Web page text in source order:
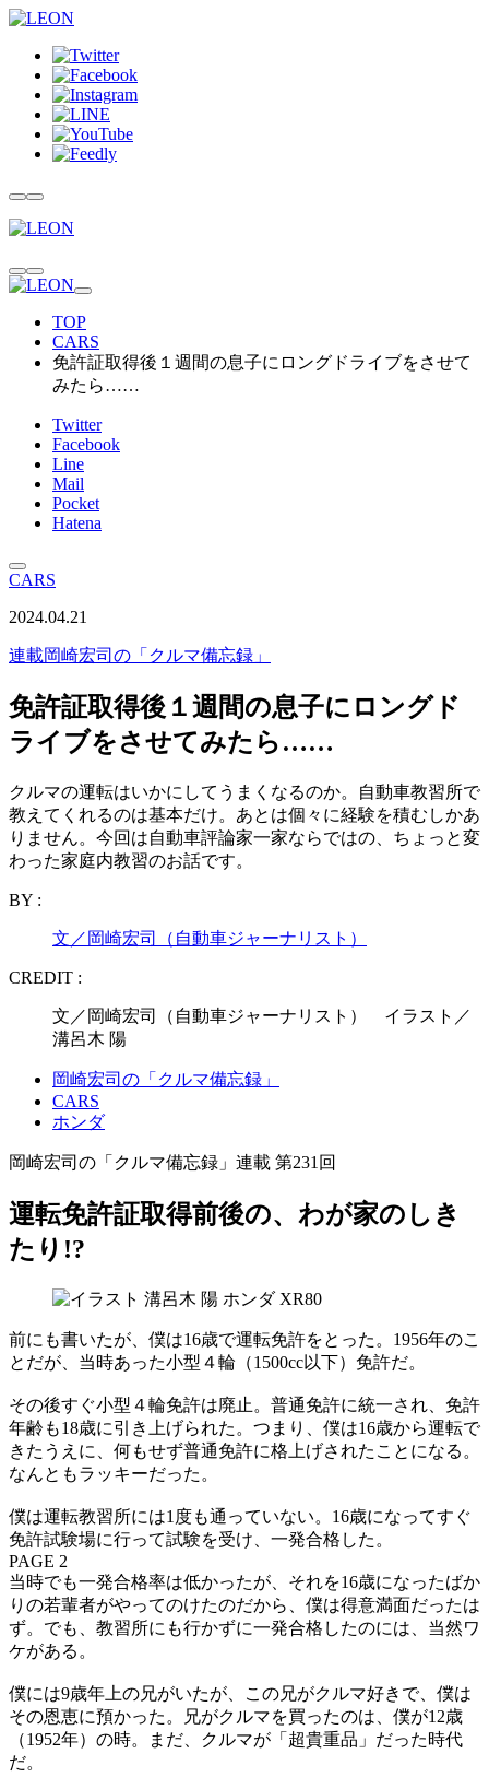
TOP
CARS
免許証取得後１週間の息子にロングドライブをさせて
みたら……
Twitter
Facebook
Line
Mail
Pocket
Hatena
CARS
2024.04.21
連載岡崎宏司の「クルマ備忘録」
免許証取得後１週間の息子にロングド
ライブをさせてみたら……
クルマの運転はいかにしてうまくなるのか。自動車教習所で
教えてくれるのは基本だけ。あとは個々に経験を積むしかあ
りません。今回は自動車評論家一家ならではの、ちょっと変
わった家庭内教習のお話です。
BY :
文／岡崎宏司（自動車ジャーナリスト）
CREDIT :
文／岡崎宏司（自動車ジャーナリスト） イラスト／
溝呂木 陽
岡崎宏司の「クルマ備忘録」
CARS
ホンダ
岡崎宏司の「クルマ備忘録」連載 第231回
運転免許証取得前後の、わが家のしき
たり!?
前にも書いたが、僕は16歳で運転免許をとった。1956年のこ
とだが、当時あった小型４輪（1500cc以下）免許だ。
その後すぐ小型４輪免許は廃止。普通免許に統一され、免許
年齢も18歳に引き上げられた。つまり、僕は16歳から運転で
きたうえに、何もせず普通免許に格上げされたことになる。
なんともラッキーだった。
僕は運転教習所には1度も通っていない。16歳になってすぐ
免許試験場に行って試験を受け、一発合格した。
PAGE 2
当時でも一発合格率は低かったが、それを16歳になったばか
りの若輩者がやってのけたのだから、僕は得意満面だったは
ず。でも、教習所にも行かずに一発合格したのには、当然ワ
ケがある。
僕には9歳年上の兄がいたが、この兄がクルマ好きで、僕は
その恩恵に預かった。兄がクルマを買ったのは、僕が12歳
（1952年）の時。まだ、クルマが「超貴重品」だった時代
だ。